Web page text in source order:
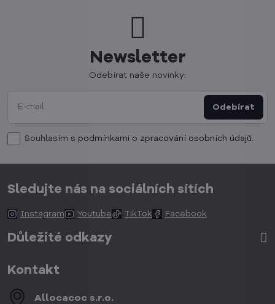
Newsletter
Odebírat naše novinky:
Odebírat
Souhlasím s podmínkami o zpracování osobních údajů.
Sledujte nás na sociálních sítích
Instagram Youtube TikTok Facebook
Důležité odkazy
Kontakt
Allocacoc s​.r​.o​.